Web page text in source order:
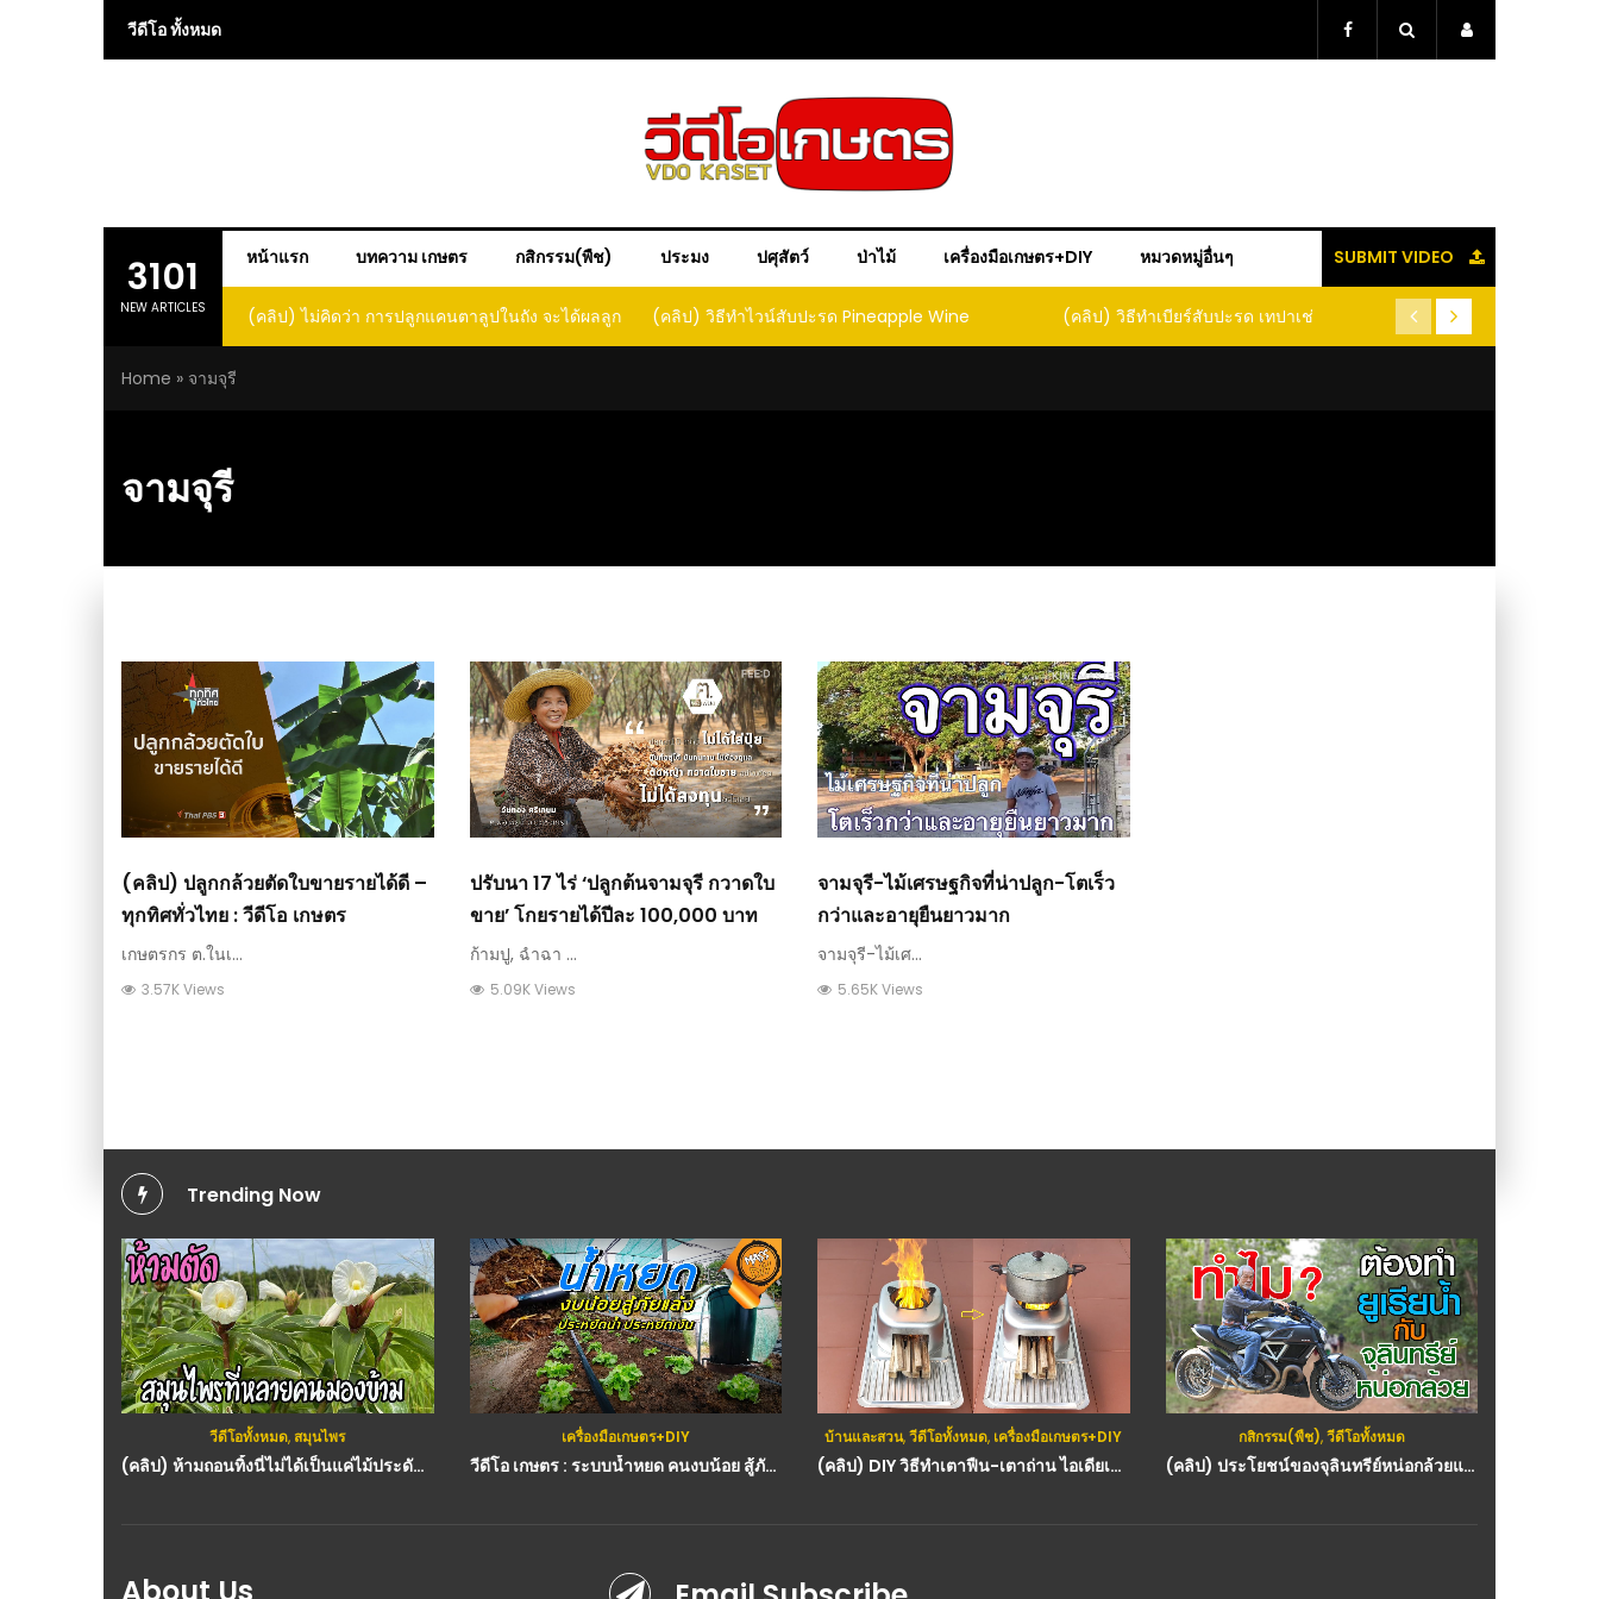
วีดีโอ ทั้งหมด
3101
NEW ARTICLES
หน้าแรก บทความ เกษตร กสิกรรม(พืช) ประมง ปศุสัตว์ ป่าไม้ เครื่องมือเกษตร+DIY หมวดหมู่อื่นๆ SUBMIT VIDEO
(คลิป) ไม่คิดว่า การปลูกแคนตาลูปในถัง จะได้ผลลูก
โตและหวานขนาดนี้ I didn’t expect that
(คลิป) วิธีทำไวน์สับปะรด Pineapple Wine (คลิป) วิธีทำเบียร์สับปะรด เทปาเช่
(คลิป) รู้แล้วจะหนาว!! หัวเดี
หนอนแมลง หนีกระเจิง
Home » จามจุรี
จามจุรี
(คลิป) ปลูกกล้วยตัดใบขายรายได้ดี –
ทุกทิศทั่วไทย : วีดีโอ เกษตร
เกษตรกร ต.ในเ...
3.57K Views
ปรับนา 17 ไร่ ‘ปลูกต้นจามจุรี กวาดใบ
ขาย’ โกยรายได้ปีละ 100,000 บาท
ก้ามปู, ฉำฉา ...
5.09K Views
จามจุรี-ไม้เศรษฐกิจที่น่าปลูก-โตเร็ว
กว่าและอายุยืนยาวมาก
จามจุรี-ไม้เศ...
5.65K Views
Trending Now
วีดีโอทั้งหมด, สมุนไพร
(คลิป) ห้ามถอนทิ้งนี่ไม่ได้เป็นแค่ไม้ประดับ เอื้องหมายนา สมุนไพรดีที่หลายคนมองข้าม : สมุนไพร วีดีโอ เกษตร
เครื่องมือเกษตร+DIY
วีดีโอ เกษตร : ระบบน้ำหยด คนงบน้อย สู้ภัยแล้ง ประหยัดน้ำ ประหยัดเงิน
บ้านและสวน,วีดีโอทั้งหมด, เครื่องมือเกษตร+DIY
(คลิป) DIY วิธีทำเตาฟืน-เตาถ่าน ไอเดียเก๋ๆ จากซิงค์ล้างจาก : วีดีโอ เกษตร
กสิกรรม(พืช),วีดีโอทั้งหมด
(คลิป) ประโยชน์ของจุลินทรีย์หน่อกล้วยและยูเรียน้ำ : วีดีโอ เกษตร